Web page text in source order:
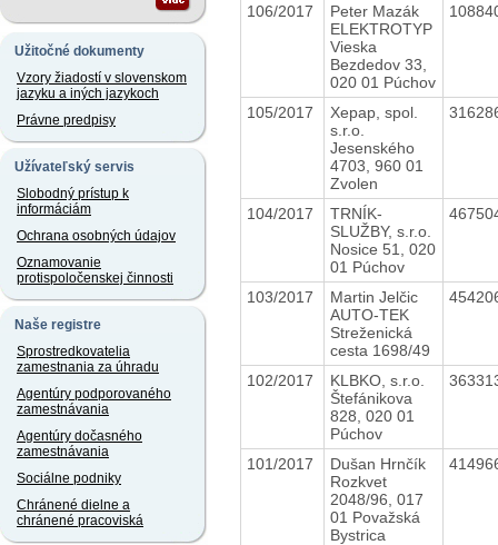
Užitočné dokumenty
Vzory žiadostí v slovenskom
jazyku a iných jazykoch
Právne predpisy
Užívateľský servis
Slobodný prístup k
informáciám
Ochrana osobných údajov
Oznamovanie
protispoločenskej činnosti
Naše registre
Sprostredkovatelia
zamestnania za úhradu
Agentúry podporovaného
zamestnávania
Agentúry dočasného
zamestnávania
Sociálne podniky
Chránené dielne a
chránené pracoviská
106/2017
Peter Mazák
ELEKTROTYP
Vieska
Bezdedov 33,
020 01 Púchov
105/2017
Xepap, spol.
s.r.o.
Jesenského
4703, 960 01
Zvolen
104/2017
TRNÍK-
SLUŽBY, s.r.o.
Nosice 51, 020
01 Púchov
103/2017
Martin Jelčic
AUTO-TEK
Streženická
cesta 1698/49
102/2017
KLBKO, s.r.o.
Štefánikova
828, 020 01
Púchov
101/2017
Dušan Hrnčík
Rozkvet
2048/96, 017
01 Považská
Bystrica